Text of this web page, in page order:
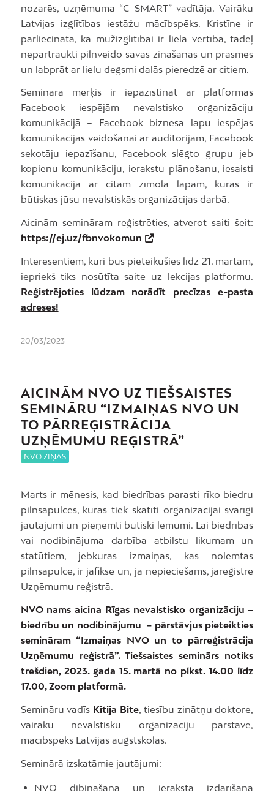
nozarēs, uzņēmuma “C SMART” vadītāja. Vairāku
Latvijas izglītības iestāžu mācībspēks. Kristīne ir
pārliecināta, ka mūžizglītībai ir liela vērtība, tādēļ
nepārtraukti pilnveido savas zināšanas un prasmes
un labprāt ar lielu degsmi dalās pieredzē ar citiem.
Semināra mērķis ir iepazīstināt ar platformas
Facebook iespējām nevalstisko organizāciju
komunikācijā – Facebook biznesa lapu iespējas
komunikācijas veidošanai ar auditorijām, Facebook
sekotāju iepazīšanu, Facebook slēgto grupu jeb
kopienu komunikāciju, ierakstu plānošanu, iesaisti
komunikācijā ar citām zīmola lapām, kuras ir
būtiskas jūsu nevalstiskās organizācijas darbā.
Aicinām semināram reģistrēties, atverot saiti šeit:
https://ej.uz/fbnvokomun
Interesentiem, kuri būs pieteikušies līdz 21. martam,
iepriekš tiks nosūtīta saite uz lekcijas platformu.
Reģistrējoties lūdzam norādīt precīzas e-pasta
adreses!
20/03/2023
AICINĀM NVO UZ TIEŠSAISTES
SEMINĀRU “IZMAIŅAS NVO UN
TO PĀRREĢISTRĀCIJA
UZŅĒMUMU REĢISTRĀ”
NVO ZIŅAS
Marts ir mēnesis, kad biedrības parasti rīko biedru
pilnsapulces, kurās tiek skatīti organizācijai svarīgi
jautājumi un pieņemti būtiski lēmumi. Lai biedrības
vai nodibinājuma darbība atbilstu likumam un
statūtiem, jebkuras izmaiņas, kas nolemtas
pilnsapulcē, ir jāfiksē un, ja nepieciešams, jāreģistrē
Uzņēmumu reģistrā.
NVO nams aicina Rīgas nevalstisko organizāciju –
biedrību un nodibinājumu – pārstāvjus pieteikties
semināram “Izmaiņas NVO un to pārreģistrācija
Uzņēmumu reģistrā”. Tiešsaistes seminārs notiks
trešdien, 2023. gada 15. martā no plkst. 14.00 līdz
17.00, Zoom platformā.
Semināru vadīs Kitija Bite, tiesību zinātņu doktore,
vairāku nevalstisku organizāciju pārstāve,
mācībspēks Latvijas augstskolās.
Seminārā izskatāmie jautājumi:
NVO dibināšana un ieraksta izdarīšana